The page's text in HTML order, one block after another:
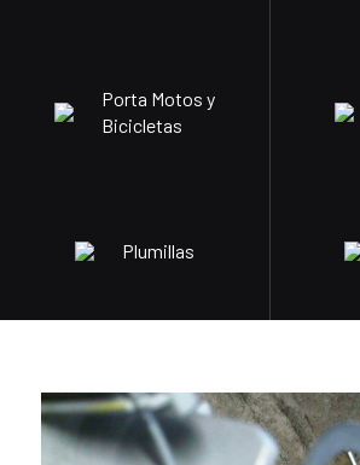
Porta Motos y
Bicicletas
Plumillas